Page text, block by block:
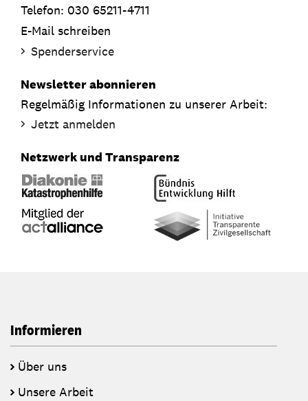
Telefon: 030 65211-4711
E-Mail schreiben
Spenderservice
Newsletter abonnieren
Regelmäßig Informationen zu unserer Arbeit:
Jetzt anmelden
Netzwerk und Transparenz
Informieren
Über uns
Unsere Arbeit